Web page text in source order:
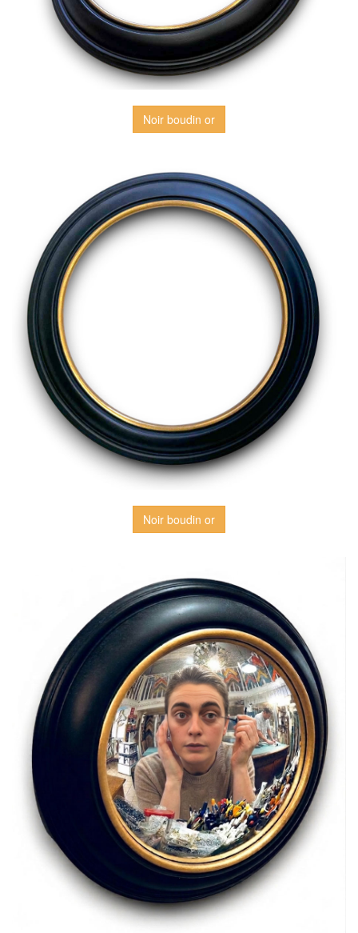
Noir boudin or
Noir boudin or